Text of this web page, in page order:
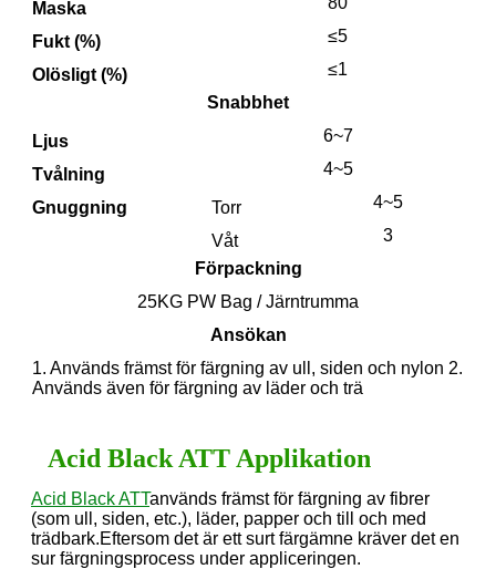
Maska
Fukt (%) ≤5
Olösligt (%)
≤1
Snabbhet
Ljus 6~7
Tvålning 4~5
Gnuggning Torr 4~5
Våt
3
Förpackning
25KG PW Bag / Järntrumma
Ansökan
1. Används främst för färgning av ull, siden och nylon 2.
Används även för färgning av läder och trä
Acid Black ATT Applikation
Acid Black ATTanvänds främst för färgning av fibrer
(som ull, siden, etc.), läder, papper och till och med
trädbark.Eftersom det är ett surt färgämne kräver det en
sur färgningsprocess under appliceringen.